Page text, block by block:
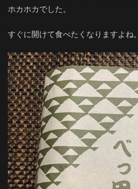
ホカホカでした。
すぐに開けて食べたくなりますよね。